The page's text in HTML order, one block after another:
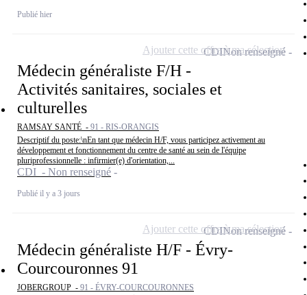
Publié hier
Médecin généraliste F/H -
Activités sanitaires, sociales et
culturelles
RAMSAY SANTÉ - 91 - RIS-ORANGIS
Descriptif du poste:\nEn tant que médecin H/F, vous participez activement au
développement et fonctionnement du centre de santé au sein de l'équipe
pluriprofessionnelle : infirmier(e) d'orientation,...
CDI - Non renseigné
Publié il y a 3 jours
CDINon renseigné
Ajouter cette offre à ma sélection
Médecin généraliste H/F - Évry-
Courcouronnes 91
JOBERGROUP - 91 - ÉVRY-COURCOURONNES
CDINon renseigné
Ajouter cette offre à ma sélection